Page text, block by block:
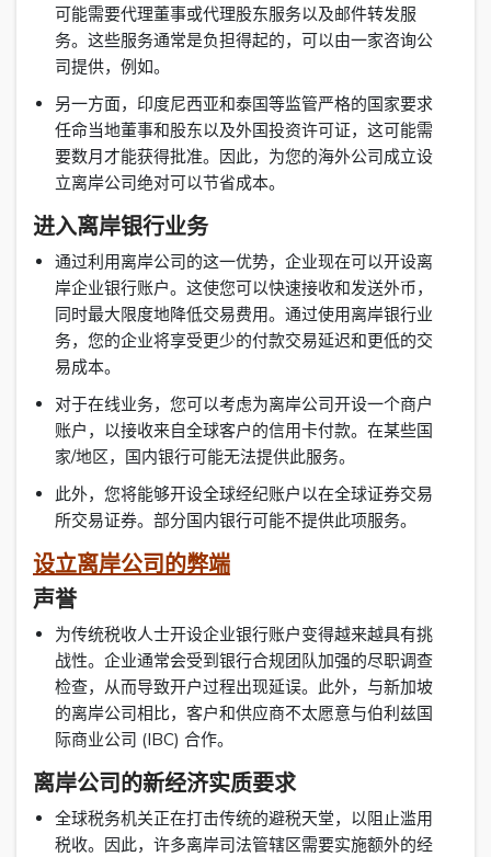
可能需要代理董事或代理股东服务以及邮件转发服
务。这些服务通常是负担得起的，可以由一家咨询公
司提供，例如。
另一方面，印度尼西亚和泰国等监管严格的国家要求
任命当地董事和股东以及外国投资许可证，这可能需
要数月才能获得批准。因此，为您的海外公司成立设
立离岸公司绝对可以节省成本。
进入离岸银行业务
通过利用离岸公司的这一优势，企业现在可以开设离
岸企业银行账户。这使您可以快速接收和发送外币，
同时最大限度地降低交易费用。通过使用离岸银行业
务，您的企业将享受更少的付款交易延迟和更低的交
易成本。
对于在线业务，您可以考虑为离岸公司开设一个商户
账户，以接收来自全球客户的信用卡付款。在某些国
家/地区，国内银行可能无法提供此服务。
此外，您将能够开设全球经纪账户以在全球证券交易
所交易证券。部分国内银行可能不提供此项服务。
设立离岸公司的弊端
声誉
为传统税收人士开设企业银行账户变得越来越具有挑
战性。企业通常会受到银行合规团队加强的尽职调查
检查，从而导致开户过程出现延误。此外，与新加坡
的离岸公司相比，客户和供应商不太愿意与伯利兹国
际商业公司 (IBC) 合作。
离岸公司的新经济实质要求
全球税务机关正在打击传统的避税天堂，以阻止滥用
税收。因此，许多离岸司法管辖区需要实施额外的经